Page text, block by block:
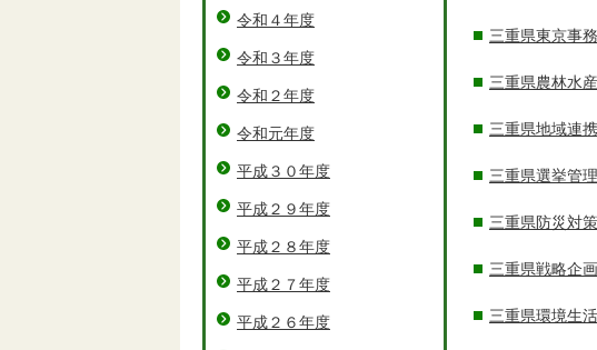
三重県東京事
三重県農林水
三重県地域連
三重県選挙管
三重県防災対
三重県戦略企
三重県環境生
令和４年度
令和３年度
令和２年度
令和元年度
平成３０年度
平成２９年度
平成２８年度
平成２７年度
平成２６年度